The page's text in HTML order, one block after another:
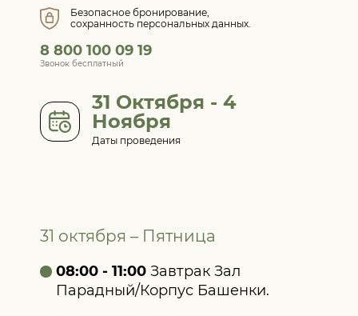
Безопасное бронирование,
сохранность персональных данных.
8 800 100 09 19
Звонок бесплатный
31 Октября - 4
Ноября
Даты проведения
31 октября – Пятница
08:00 - 11:00 Завтрак Зал
Парадный/Корпус Башенки.